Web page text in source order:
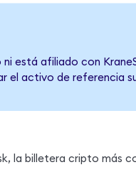
afiliado con
el activo de referencia
la billetera cripto más